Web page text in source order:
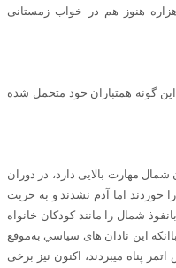
هنوز هم در خواب زمستانی
گونه همتباران خود متحمل شده
مهارت بالایی دارد، در دوران
خوردند اما آدم نشدند و به خریت
شمال را مانند کودکان خانواه
این نادان های سياسي به‌موقع
پناه میبردند، اکنون نیز برخی